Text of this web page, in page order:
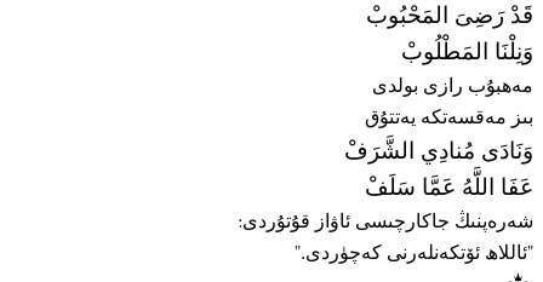
قَدْ رَضِىَ المَحْبُوبْ
وَنِلْنَا المَطْلُوبْ
مەھبۇب رازى بولدى
بىز مەقسەتكە يەتتۇق
وَنَادَى مُنادِي الشَّرَفْ
عَفَا اللَّهُ عَمَّا سَلَفْ
شەرەپنىڭ جاكارچىسى ئاۋاز قۇتۇردى:
"ئاللاھ ئۆتكەنلەرنى كەچۈردى."